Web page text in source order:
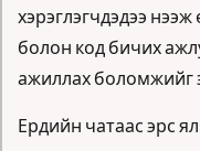
хэрэглэгчдэдээ нээж
болон код бичих
ажиллах боломжийг
Ердийн чатаас эрс